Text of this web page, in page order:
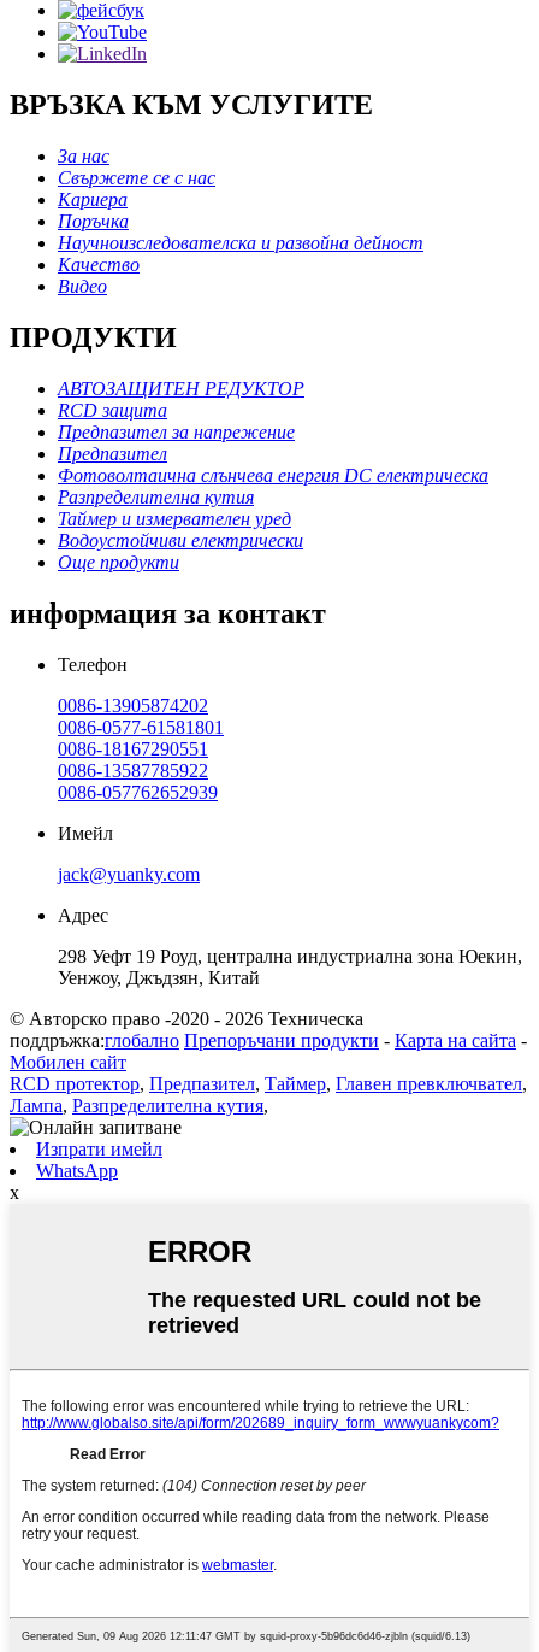
ВРЪЗКА КЪМ УСЛУГИТЕ
За нас
Свържете се с нас
Кариера
Поръчка
Научноизследователска и развойна дейност
Качество
Видео
ПРОДУКТИ
АВТОЗАЩИТЕН РЕДУКТОР
RCD защита
Предпазител за напрежение
Предпазител
Фотоволтаична слънчева енергия DC електрическа
Разпределителна кутия
Таймер и измервателен уред
Водоустойчиви електрически
Още продукти
информация за контакт
Телефон
0086-13905874202
0086-0577-61581801
0086-18167290551
0086-13587785922
0086-057762652939
Имейл
jack@yuanky.com
Адрес
298 Уефт 19 Роуд, централна индустриална зона Юекин,
Уенжоу, Джъдзян, Китай
© Авторско право -2020 - 2026 Техническа
поддръжка:глобално Препоръчани продукти - Карта на сайта -
Мобилен сайт
RCD протектор, Предпазител, Таймер, Главен превключвател,
Лампа, Разпределителна кутия,
Изпрати имейл
WhatsApp
x